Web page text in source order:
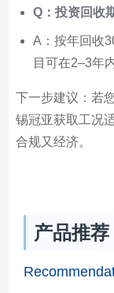
Q：投资回收
A：按年回收
目可在2–3年
下一步建议：若
锡冠亚获取工况
合规又经济。
产品推荐